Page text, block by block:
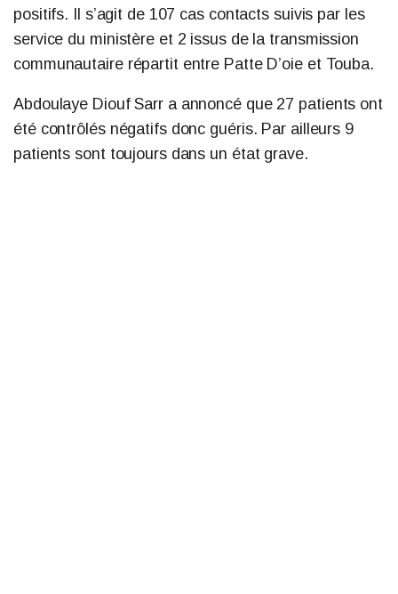
positifs. Il s’agit de 107 cas contacts suivis par les
service du ministère et 2 issus de la transmission
communautaire répartit entre Patte D’oie et Touba.
Abdoulaye Diouf Sarr a annoncé que 27 patients ont
été contrôlés négatifs donc guéris. Par ailleurs 9
patients sont toujours dans un état grave.